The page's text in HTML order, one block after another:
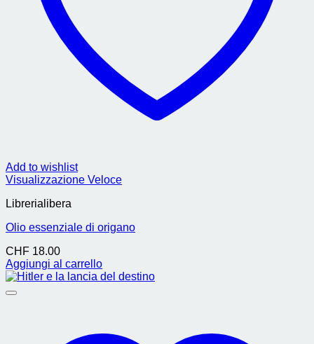
Add to wishlist
Visualizzazione Veloce
Librerialibera
Olio essenziale di origano
CHF 18.00
Aggiungi al carrello